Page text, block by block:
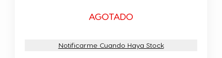
AGOTADO
Notificarme Cuando Haya Stock